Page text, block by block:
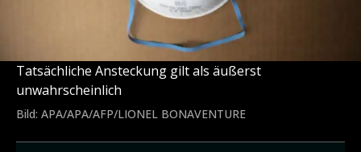
Tatsächliche Ansteckung gilt als äußerst
unwahrscheinlich
Bild: APA/APA/AFP/LIONEL BONAVENTURE